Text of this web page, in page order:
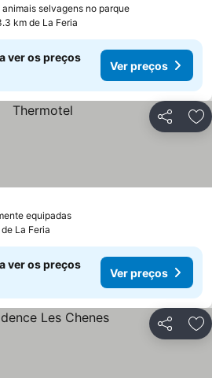
selvagens no parque
km de La Feria
ver os preços
Ver preços
Partilhar
equipadas
La Feria
ver os preços
Ver preços
Partilhar